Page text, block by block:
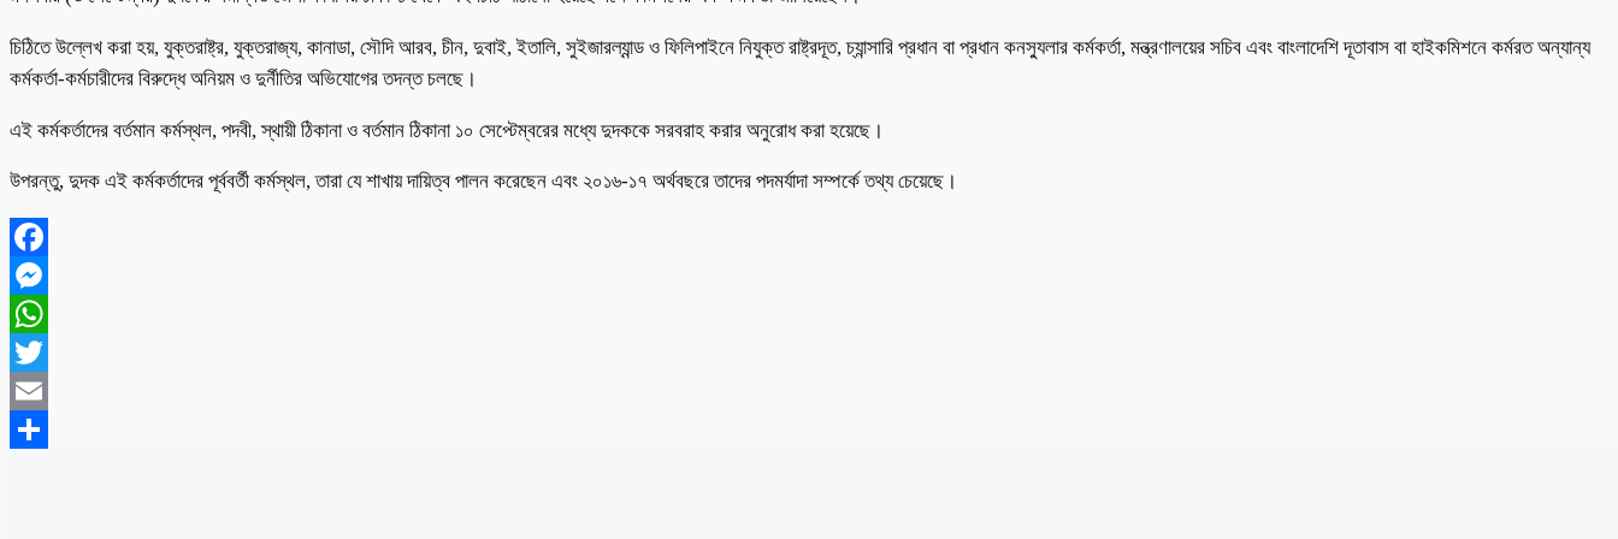
চিঠিতে উল্লেখ করা হয়, যুক্তরাষ্ট্র, যুক্তরাজ্য, কানাডা, সৌদি আরব, চীন, দুবাই, ইতালি, সুইজারল্যান্ড ও ফিলিপাইনে নিযুক্ত রাষ্ট্রদূত, চ্যান্সারি প্রধান বা প্রধান কনস্যুলার কর্মকর্তা, মন্ত্রণালয়ের সচিব এবং বাংলাদেশি দূতাবাস বা হাইকমিশনে কর্মরত অন্যান্য
কর্মকর্তা-কর্মচারীদের বিরুদ্ধে অনিয়ম ও দুর্নীতির অভিযোগের তদন্ত চলছে।
এই কর্মকর্তাদের বর্তমান কর্মস্থল, পদবী, স্থায়ী ঠিকানা ও বর্তমান ঠিকানা ১০ সেপ্টেম্বরের মধ্যে দুদককে সরবরাহ করার অনুরোধ করা হয়েছে।
উপরন্তু, দুদক এই কর্মকর্তাদের পূর্ববর্তী কর্মস্থল, তারা যে শাখায় দায়িত্ব পালন করেছেন এবং ২০১৬-১৭ অর্থবছরে তাদের পদমর্যাদা সম্পর্কে তথ্য চেয়েছে।
Facebook
Messenger
WhatsApp
Twitter
Email